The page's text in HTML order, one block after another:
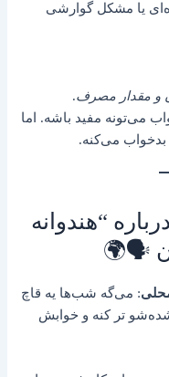
یا مشکل گوارشی
و مقدار مصرف.
قبل از خواب می‌تونه مفید باشه. اما
بدخواب می‌کنه.
“هندوانه
🗣️🌍
: می‌گه شب‌ها یه قاچ
تر کنه و خوابش